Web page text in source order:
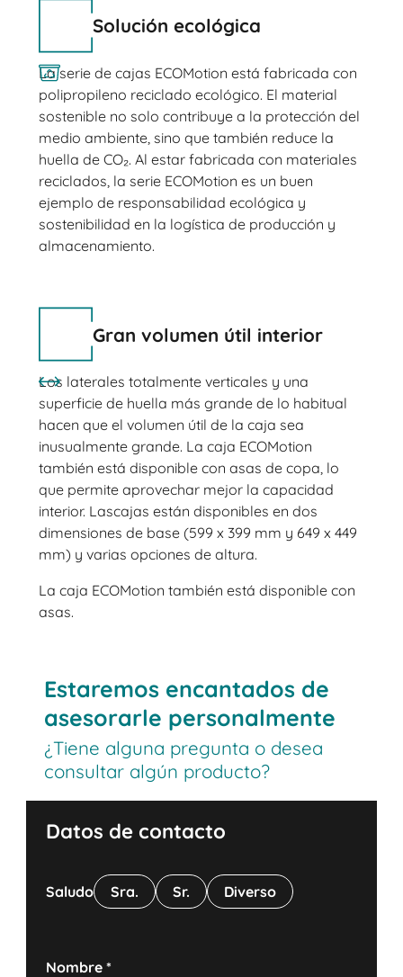
Solución ecológica
La serie de cajas ECOMotion está fabricada con
polipropileno reciclado ecológico. El material
sostenible no solo contribuye a la protección del
medio ambiente, sino que también reduce la
huella de CO₂. Al estar fabricada con materiales
reciclados, la serie ECOMotion es un buen
ejemplo de responsabilidad ecológica y
sostenibilidad en la logística de producción y
almacenamiento.
Gran volumen útil interior
Los laterales totalmente verticales y una
superficie de huella más grande de lo habitual
hacen que el volumen útil de la caja sea
inusualmente grande. La caja ECOMotion
también está disponible con asas de copa, lo
que permite aprovechar mejor la capacidad
interior. Lascajas están disponibles en dos
dimensiones de base (599 x 399 mm y 649 x 449
mm) y varias opciones de altura.
La caja ECOMotion también está disponible con
asas.
Estaremos encantados de
asesorarle personalmente
¿Tiene alguna pregunta o desea
consultar algún producto?
Datos de contacto
Saludo Sra. Sr. Diverso
Nombre*